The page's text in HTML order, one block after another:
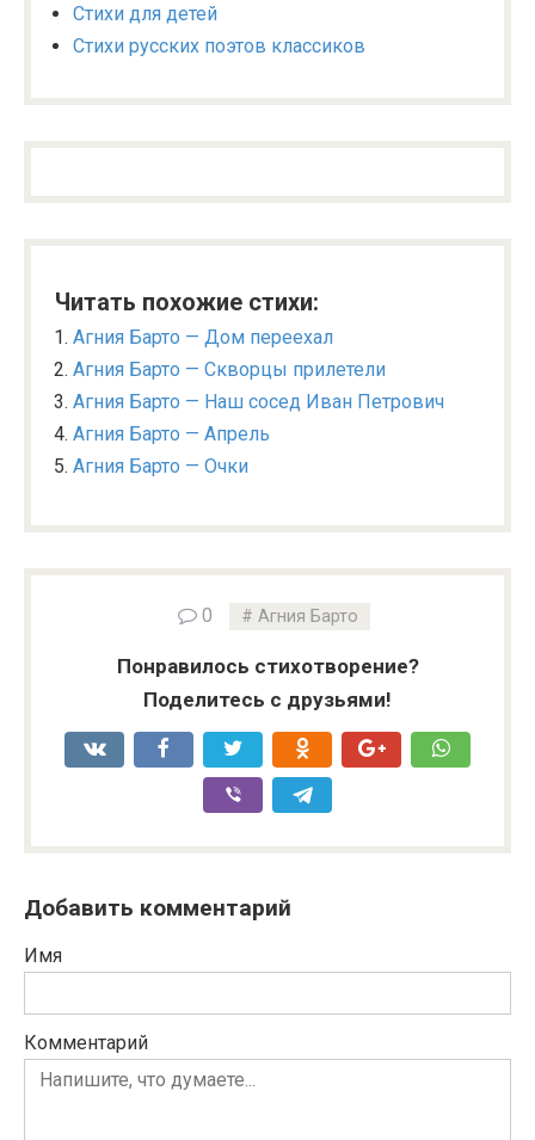
Стихи для детей
Стихи русских поэтов классиков
Читать похожие стихи:
Агния Барто — Дом переехал
Агния Барто — Скворцы прилетели
Агния Барто — Наш сосед Иван Петрович
Агния Барто — Апрель
Агния Барто — Очки
0 Агния Барто
Понравилось стихотворение?
Поделитесь с друзьями!
Добавить комментарий
Имя
Комментарий